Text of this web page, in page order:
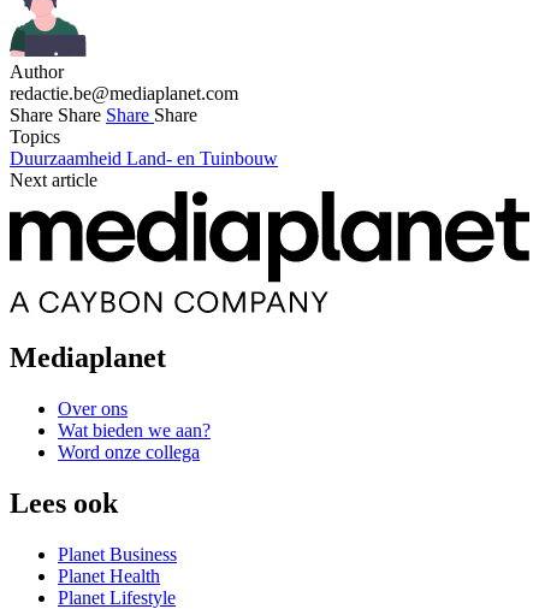
Author
redactie.be@mediaplanet.com
Share Share Share Share
Topics
Duurzaamheid Land- en Tuinbouw
Next article
Mediaplanet
Over ons
Wat bieden we aan?
Word onze collega
Lees ook
Planet Business
Planet Health
Planet Lifestyle